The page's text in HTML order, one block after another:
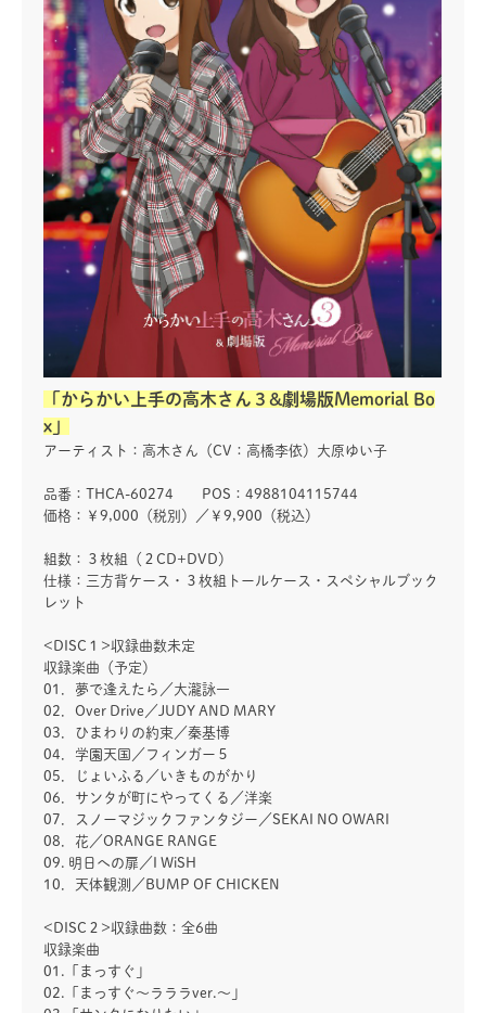
「からかい上手の高木さん３&劇場版Memorial Bo
x」
アーティスト：高木さん（CV：高橋李依）大原ゆい子
品番：THCA-60274 POS：4988104115744
価格：￥9,000（税別）／￥9,900（税込）
組数：３枚組（２CD+DVD）
仕様：三方背ケース・３枚組トールケース・スペシャルブック
レット
<DISC１>収録曲数未定
収録楽曲（予定）
01．夢で逢えたら／大瀧詠一
02．Over Drive／JUDY AND MARY
03．ひまわりの約束／秦基博
04．学園天国／フィンガー５
05．じょいふる／いきものがかり
06．サンタが町にやってくる／洋楽
07．スノーマジックファンタジー／SEKAI NO OWARI
08．花／ORANGE RANGE
09. 明日への扉／I WiSH
10．天体観測／BUMP OF CHICKEN
<DISC２>収録曲数：全6曲
収録楽曲
01.「まっすぐ」
02.「まっすぐ～ラララver.～」